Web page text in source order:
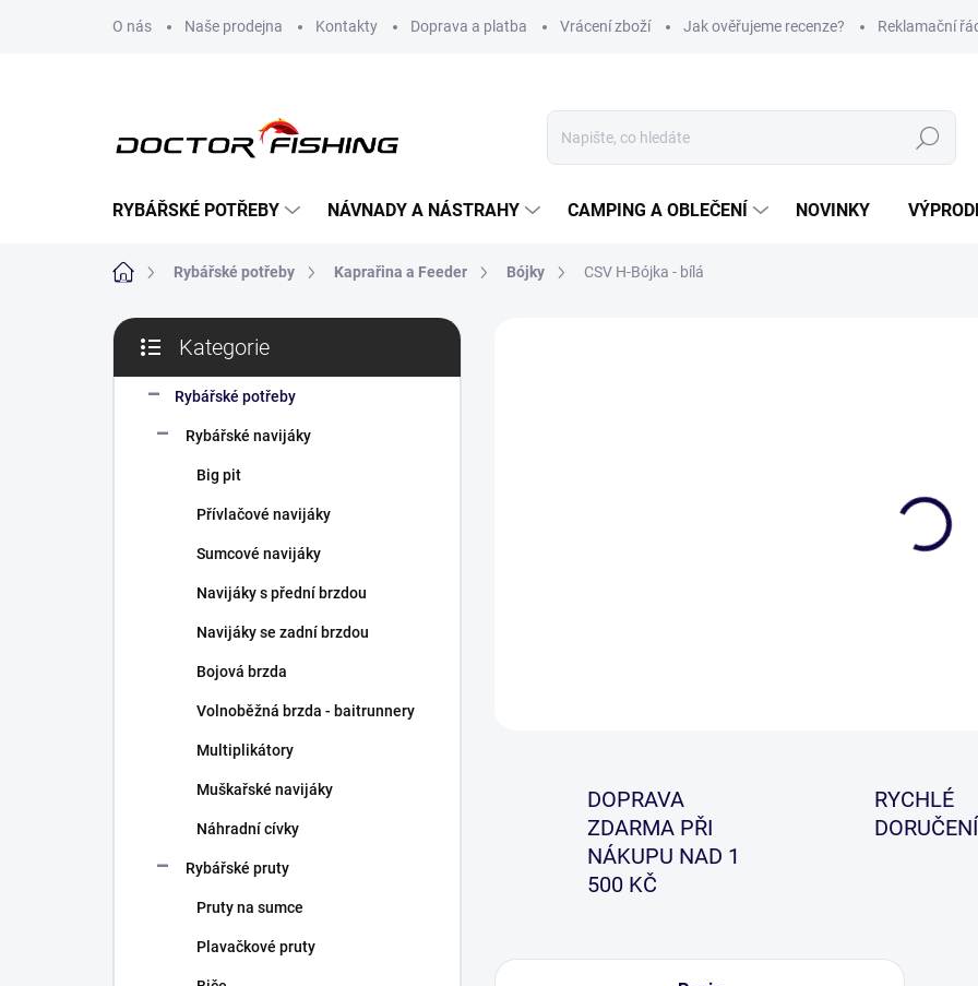
O nás Naše prodejna Kontakty Doprava a platba Vrácení zboží Jak ověřujeme recenze? Reklamační
Hledat
RYBÁŘSKÉ POTŘEBY NÁVNADY A NÁSTRAHY CAMPING A OBLEČENÍ NOVINKY
Domů Rybářské potřeby Kaprařina a Feeder Bójky CSV H-Bójka - bílá
P
s
kategorie
Kategorie
Rybářské potřeby
Rybářské navijáky
Big pit
Přívlačové navijáky
Sumcové navijáky
Navijáky s přední brzdou
Navijáky se zadní brzdou
Bojová brzda
Volnoběžná brzda - baitrunnery
Multiplikátory
Muškařské navijáky
Náhradní cívky
Rybářské pruty
Pruty na sumce
Plavačkové pruty
DOPRAVA
ZDARMA PŘI
NÁKUPU NAD 1
500 KČ
RYCHLÉ
DORUČENÍ